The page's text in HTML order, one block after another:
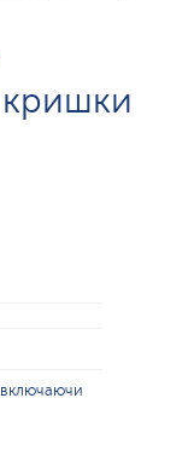
включаючи